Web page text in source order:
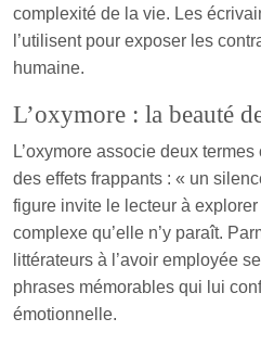
complexité de la vie. Les
l’utilisent pour exposer les
humaine.
L’oxymore : la beauté
L’oxymore associe deux
des effets frappants : « un
figure invite le lecteur à
complexe qu’elle n’y paraît.
littérateurs à l’avoir employée
phrases mémorables qui lui
émotionnelle.